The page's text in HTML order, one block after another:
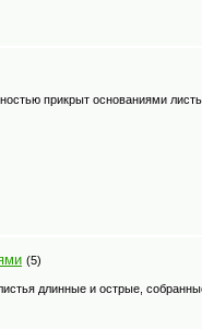
прикрыт основаниями
(5)
длинные и острые,